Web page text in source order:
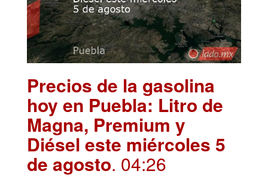
Precios de la gasolina
hoy en Puebla: Litro de
Magna, Premium y
Diésel este miércoles 5
de agosto. 04:26